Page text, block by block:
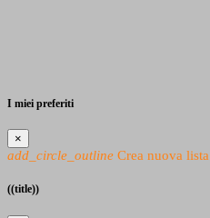
I miei preferiti
×
add_circle_outline Crea nuova lista
((title))